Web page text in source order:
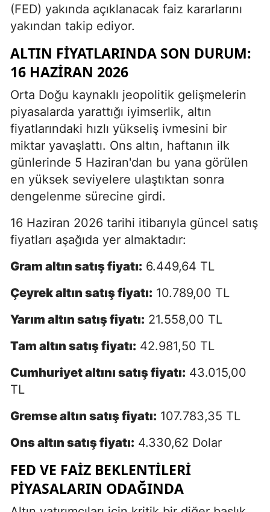
(FED) yakında açıklanacak faiz kararlarını
yakından takip ediyor.
ALTIN FIYATLARINDA SON DURUM:
16 HAZIRAN 2026
Orta Doğu kaynaklı jeopolitik gelişmelerin
piyasalarda yarattığı iyimserlik, altın
fiyatlarındaki hızlı yükseliş ivmesini bir
miktar yavaşlattı. Ons altın, haftanın ilk
günlerinde 5 Haziran'dan bu yana görülen
en yüksek seviyelere ulaştıktan sonra
dengelenme sürecine girdi.
16 Haziran 2026 tarihi itibarıyla güncel satış
fiyatları aşağıda yer almaktadır:
Gram altın satış fiyatı: 6.449,64 TL
Çeyrek altın satış fiyatı: 10.789,00 TL
Yarım altın satış fiyatı: 21.558,00 TL
Tam altın satış fiyatı: 42.981,50 TL
Cumhuriyet altını satış fiyatı: 43.015,00
TL
Gremse altın satış fiyatı: 107.783,35 TL
Ons altın satış fiyatı: 4.330,62 Dolar
FED VE FAIZ BEKLENTILERI
PIYASALARIN ODAĞINDA